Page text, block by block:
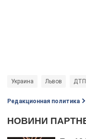
Украина Львов ДТП
Редакционная политика